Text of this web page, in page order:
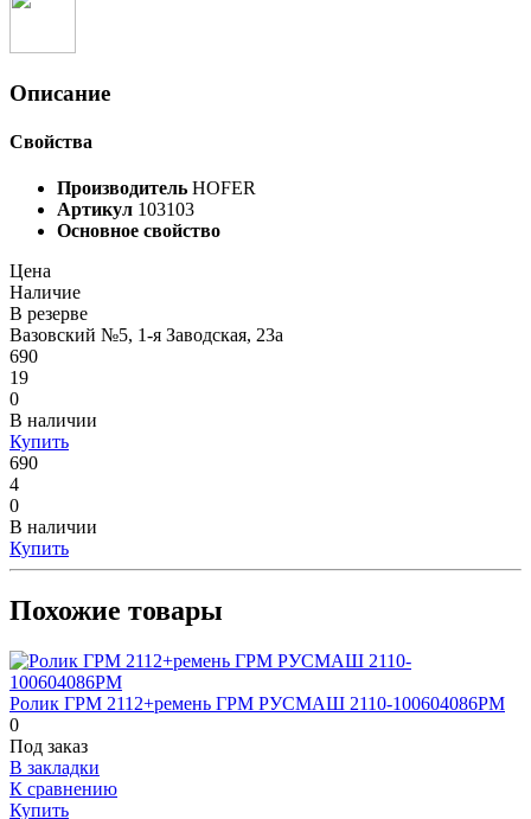
Описание
Свойства
Производитель HOFER
Артикул 103103
Основное свойство
Цена
Наличие
В резерве
Вазовский №5, 1-я Заводская, 23а
690
19
0
В наличии
Купить
690
4
0
В наличии
Купить
Похожие товары
Ролик ГРМ 2112+ремень ГРМ РУСМАШ 2110-100604086РМ
0
Под заказ
В закладки
К сравнению
Купить